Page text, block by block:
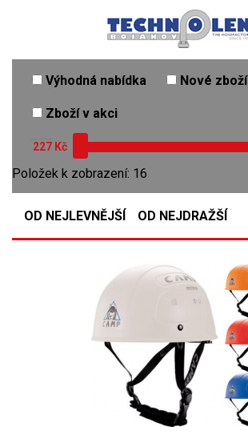
Výhodná nabídka Nové zboží
Zboží v akci
Kč
Položek k zobrazení: 16
OD NEJLEVNĚJŠÍ OD NEJDRAŽŠÍ